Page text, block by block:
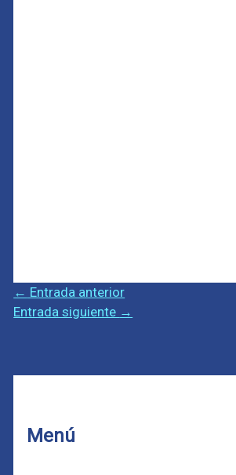
← Entrada anterior
Entrada siguiente →
Menú